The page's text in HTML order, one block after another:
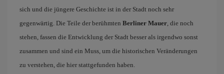
sich und die jüngere Geschichte ist in der Stadt noch sehr
gegenwärtig. Die Teile der berühmten Berliner Mauer, die noch
stehen, fassen die Entwicklung der Stadt besser als irgendwo sonst
zusammen und sind ein Muss, um die historischen Veränderungen
zu verstehen, die hier stattgefunden haben.